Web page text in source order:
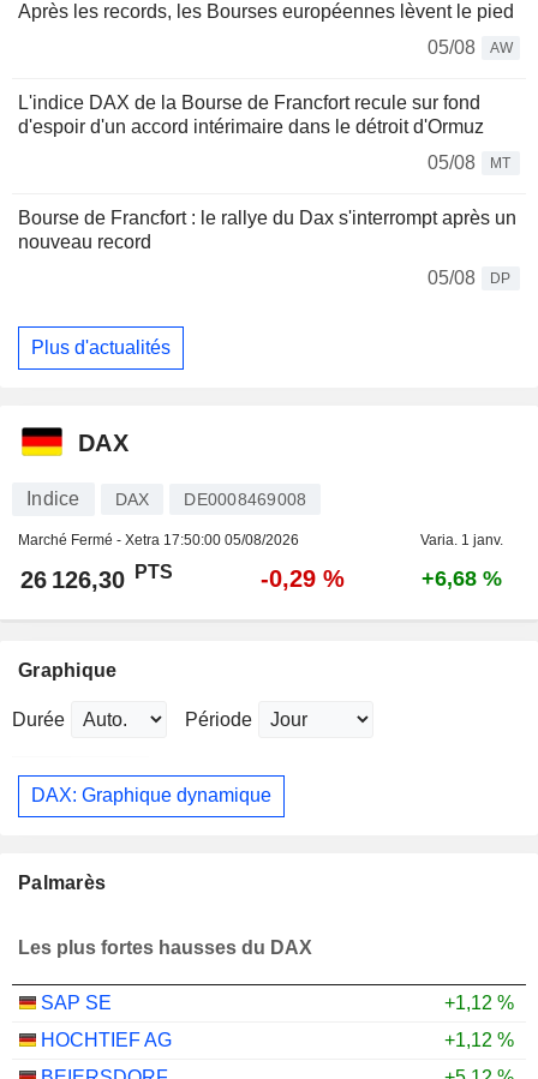
Après les records, les Bourses européennes lèvent le pied
05/08
AW
L'indice DAX de la Bourse de Francfort recule sur fond
d'espoir d'un accord intérimaire dans le détroit d'Ormuz
05/08
MT
Bourse de Francfort : le rallye du Dax s'interrompt après un
nouveau record
05/08
DP
Plus d'actualités
DAX
Indice DAX DE0008469008
Marché Fermé - Xetra 17:50:00 05/08/2026 Varia. 1 janv.
26 126,30 PTS -0,29 % +6,68 %
Graphique
Durée Période
DAX: Graphique dynamique
Palmarès
Les plus fortes hausses du DAX
SAP SE
+1,12 %
HOCHTIEF AG
+1,12 %